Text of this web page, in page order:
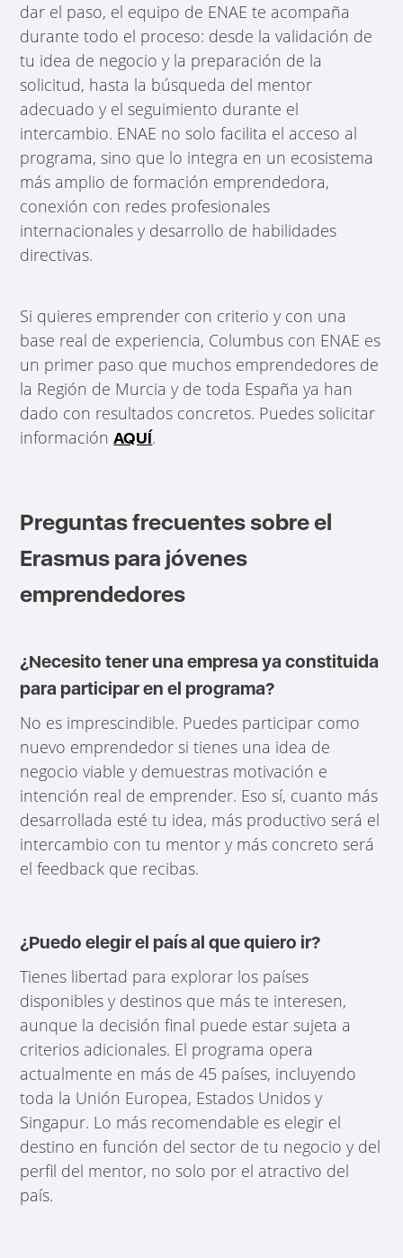
dar el paso, el equipo de ENAE te acompaña
durante todo el proceso: desde la validación de
tu idea de negocio y la preparación de la
solicitud, hasta la búsqueda del mentor
adecuado y el seguimiento durante el
intercambio. ENAE no solo facilita el acceso al
programa, sino que lo integra en un ecosistema
más amplio de formación emprendedora,
conexión con redes profesionales
internacionales y desarrollo de habilidades
directivas.
Si quieres emprender con criterio y con una
base real de experiencia, Columbus con ENAE es
un primer paso que muchos emprendedores de
la Región de Murcia y de toda España ya han
dado con resultados concretos. Puedes solicitar
informaciónAQUÍ.
Preguntas frecuentes sobre el
Erasmus para jóvenes
emprendedores
¿Necesito tener una empresa ya constituida
para participar en el programa?
No es imprescindible. Puedes participar como
nuevo emprendedor si tienes una idea de
negocio viable y demuestras motivación e
intención real de emprender. Eso sí, cuanto más
desarrollada esté tu idea, más productivo será el
intercambio con tu mentor y más concreto será
el feedback que recibas.
¿Puedo elegir el país al que quiero ir?
Tienes libertad para explorar los países
disponibles y destinos que más te interesen,
aunque la decisión final puede estar sujeta a
criterios adicionales. El programa opera
actualmente en más de 45 países, incluyendo
toda la Unión Europea, Estados Unidos y
Singapur. Lo más recomendable es elegir el
destino en función del sector de tu negocio y del
perfil del mentor, no solo por el atractivo del
país.